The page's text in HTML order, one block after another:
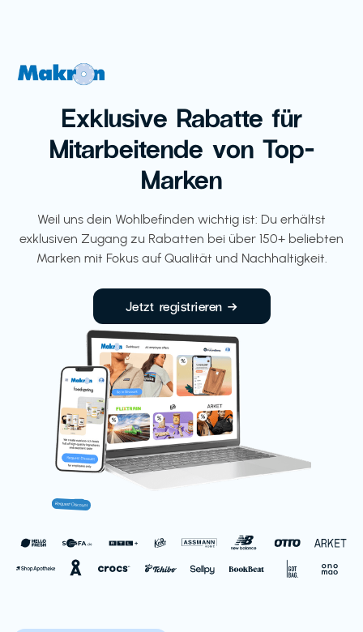
Exklusive Rabatte für
Mitarbeitende von Top-
Marken
Weil uns dein Wohlbefinden wichtig ist: Du erhältst
exklusiven Zugang zu Rabatten bei über 150+ beliebten
Marken mit Fokus auf Qualität und Nachhaltigkeit.
Jetzt registrieren →